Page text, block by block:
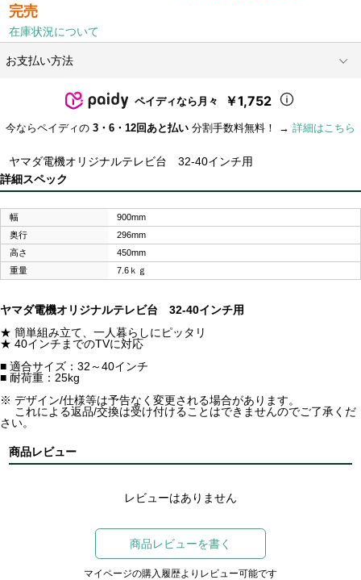
完売
在庫状況について
お支払い方法
ペイディなら月々 ￥1,752
今ならペイディの 3・6・12回あと払い 分割手数料無料！ → 詳細はこちら
ヤマダ電機オリジナルテレビ台 32-40インチ用
詳細スペック
幅
900mm
奥行
296mm
高さ
450mm
重量
7.6ｋｇ
ヤマダ電機オリジナルテレビ台 32-40インチ用
★ 簡単組み立て、一人暮らしにピッタリ
★ 40インチまでのTVに対応
■ 適合サイズ：32～40インチ
■ 耐荷重：25kg
※ デザイン/仕様等は予告なく変更される場合があります。
これによる返品/交換は受け付けることはできませんのでご了承くだ
さい。
商品レビュー
レビューはありません
商品レビューを書く
マイページの購入履歴よりレビュー可能です